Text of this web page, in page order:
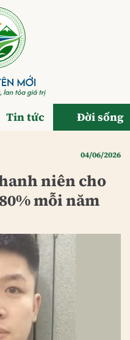
Tin tức Đời sống
04/06/2026
niên cho
mỗi năm